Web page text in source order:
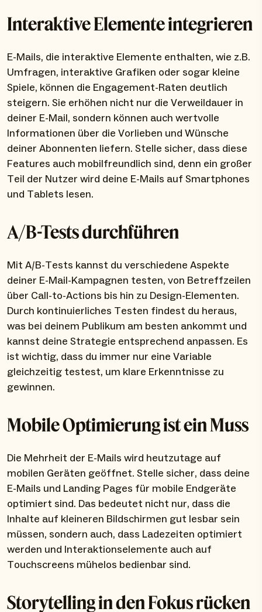
Interaktive Elemente integrieren
E-Mails, die interaktive Elemente enthalten, wie z.B.
Umfragen, interaktive Grafiken oder sogar kleine
Spiele, können die Engagement-Raten deutlich
steigern. Sie erhöhen nicht nur die Verweildauer in
deiner E-Mail, sondern können auch wertvolle
Informationen über die Vorlieben und Wünsche
deiner Abonnenten liefern. Stelle sicher, dass diese
Features auch mobilfreundlich sind, denn ein großer
Teil der Nutzer wird deine E-Mails auf Smartphones
und Tablets lesen.
A/B-Tests durchführen
Mit A/B-Tests kannst du verschiedene Aspekte
deiner E-Mail-Kampagnen testen, von Betreffzeilen
über Call-to-Actions bis hin zu Design-Elementen.
Durch kontinuierliches Testen findest du heraus,
was bei deinem Publikum am besten ankommt und
kannst deine Strategie entsprechend anpassen. Es
ist wichtig, dass du immer nur eine Variable
gleichzeitig testest, um klare Erkenntnisse zu
gewinnen.
Mobile Optimierung ist ein Muss
Die Mehrheit der E-Mails wird heutzutage auf
mobilen Geräten geöffnet. Stelle sicher, dass deine
E-Mails und Landing Pages für mobile Endgeräte
optimiert sind. Das bedeutet nicht nur, dass die
Inhalte auf kleineren Bildschirmen gut lesbar sein
müssen, sondern auch, dass Ladezeiten optimiert
werden und Interaktionselemente auch auf
Touchscreens mühelos bedienbar sind.
Storytelling in den Fokus rücken